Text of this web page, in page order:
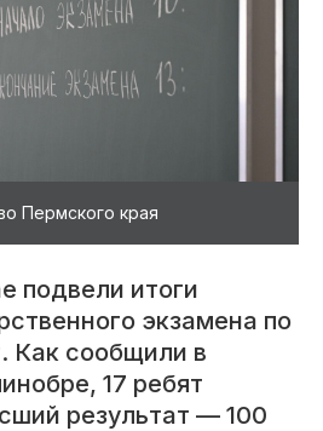
Пермского края
подвели итоги
экзамена по
Как сообщили в
17 ребят
результат — 100